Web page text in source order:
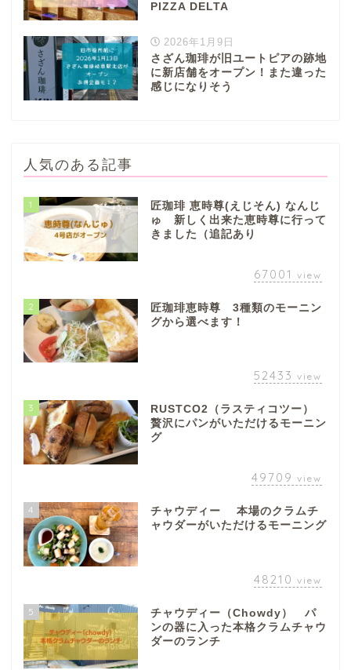
PIZZA DELTA
2026年1月9日
さざん珈琲が旧ユートピアの跡地
に新店舗をオープン！また違った
感じになりそう
人気のある記事
1
匠珈琲 恵時尊(えじそん) なんじ
ゅ 新しく出来た恵時尊に行って
きました（追記あり
67001 view
2
匠珈琲恵時尊 3種類のモーニン
グから選べます！
52433 view
3
RUSTCO2（ラスティコツー）
贅沢にパンがいただけるモーニン
グ
49709 view
4
チャウディー 本場のクラムチ
ャウダーがいただけるモーニング
48210 view
5
チャウディー（Chowdy） パ
ンの器に入った本格クラムチャウ
ダーのランチ